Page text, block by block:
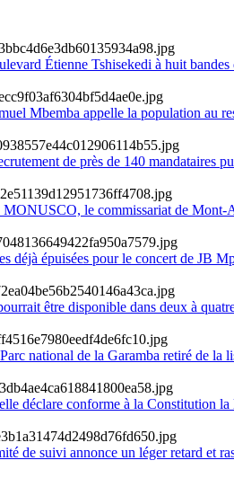
Étienne Tshisekedi à huit
Mbemba appelle la population au
de près de 140 mandataires
le commissariat de Mont-
déjà épuisées pour le concert de JB
être disponible dans deux à
national de la Garamba retiré de la
déclare conforme à la Constitution la
de suivi annonce un léger retard et